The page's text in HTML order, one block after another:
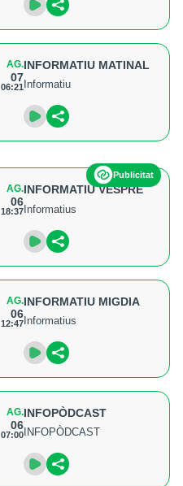
AG.
07
06:21
INFORMATIU MATINAL
Informatiu
Publicitat
AG.
06
18:37
INFORMATIU VESPRE
Informatius
AG.
06
12:47
INFORMATIU MIGDIA
Informatius
AG.
06
07:00
INFOPÒDCAST
INFOPÒDCAST